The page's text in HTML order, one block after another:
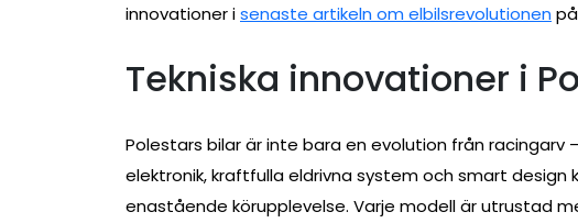
innovationer isenaste artikeln om elbilsrevolutionen
Tekniska innovationer i
Polestars bilar är inte bara en evolution från
elektronik, kraftfulla eldrivna system och smart
enastående körupplevelse. Varje modell är utrustad